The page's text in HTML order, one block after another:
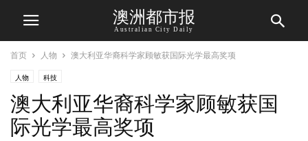
澳洲都市报
Australian City Daily
首页 人物 澳大利亚华裔科学家顾敏获国际光学最高奖项
人物 科技
澳大利亚华裔科学家顾敏获国
际光学最高奖项